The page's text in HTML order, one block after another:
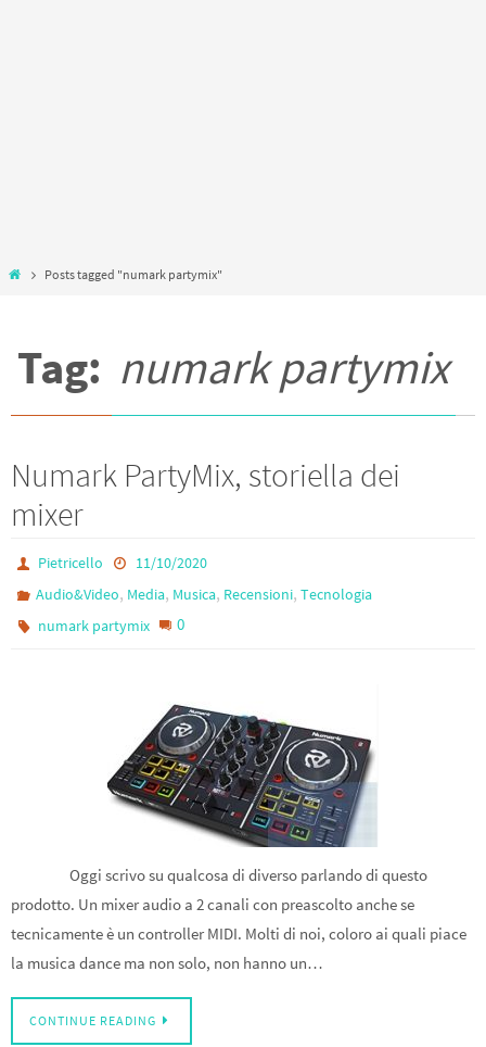
HomePosts tagged "numark partymix"
Tag: numark partymix
Numark PartyMix, storiella dei
mixer
Pietricello
11/10/2020
Audio&Video, Media, Musica, Recensioni,Tecnologia
numark partymix
0
Oggi scrivo su qualcosa di diverso parlando di questo
prodotto. Un mixer audio a 2 canali con preascolto anche se
tecnicamente è un controller MIDI. Molti di noi, coloro ai quali piace
la musica dance ma non solo, non hanno un…
CONTINUE READING